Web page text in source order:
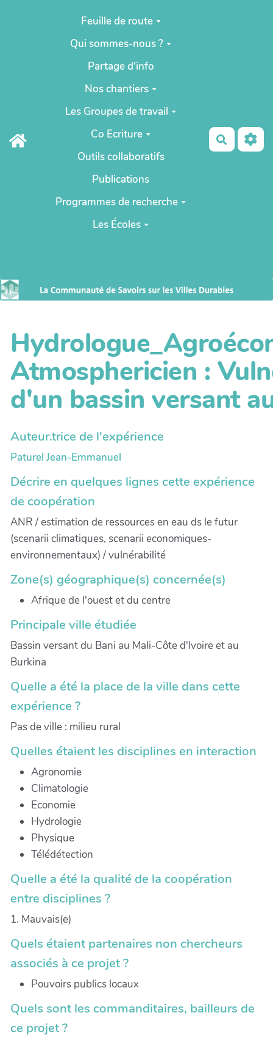
Aller au contenu principal
Feuille de route
Qui sommes-nous ?
Partage d'info
Nos chantiers
Les Groupes de travail
Co Ecriture
Outils collaboratifs
Publications
Programmes de recherche
Les Écoles
Atmosphericien :
d'un bassin versant
Auteur.trice de l'expérience
Paturel Jean-Emmanuel
Décrire en quelques lignes cette expérience
de coopération
ANR / estimation de ressources en eau ds le futur
(scenarii climatiques, scenarii economiques-
environnementaux) / vulnérabilité
Zone(s) géographique(s) concernée(s)
Afrique de l'ouest et du centre
Principale ville étudiée
Bassin versant du Bani au Mali-Côte d'Ivoire et au
Burkina
Quelle a été la place de la ville dans cette
expérience ?
Pas de ville : milieu rural
Quelles étaient les disciplines en interaction
Agronomie
Climatologie
Economie
Hydrologie
Physique
Télédétection
Quelle a été la qualité de la coopération
entre disciplines ?
1. Mauvais(e)
Quels étaient partenaires non chercheurs
associés à ce projet ?
Pouvoirs publics locaux
Quels sont les commanditaires, bailleurs de
ce projet ?